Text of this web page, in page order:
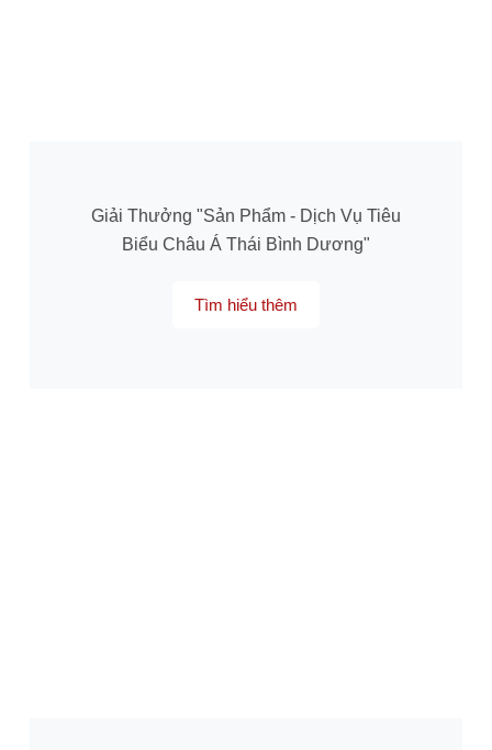
Giải Thưởng "Sản Phẩm - Dịch Vụ Tiêu
Biểu Châu Á Thái Bình Dương"
Tìm hiểu thêm